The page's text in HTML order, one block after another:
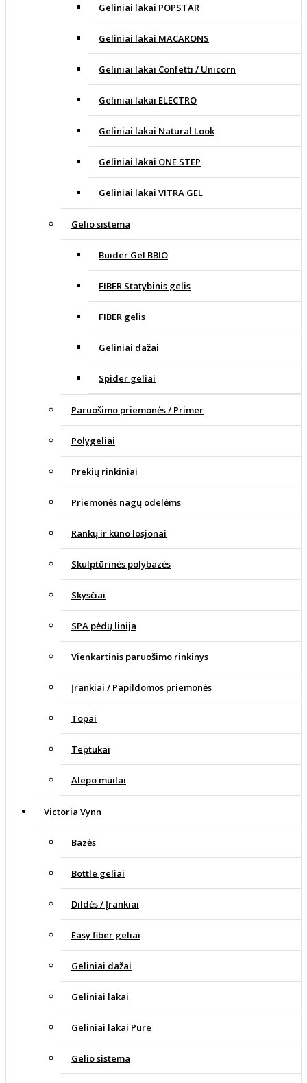
Geliniai lakai POPSTAR
Geliniai lakai MACARONS
Geliniai lakai Confetti / Unicorn
Geliniai lakai ELECTRO
Geliniai lakai Natural Look
Geliniai lakai ONE STEP
Geliniai lakai VITRA GEL
Gelio sistema
Buider Gel BBIO
FIBER Statybinis gelis
FIBER gelis
Geliniai dažai
Spider geliai
Paruošimo priemonės / Primer
Polygeliai
Prekių rinkiniai
Priemonės nagų odelėms
Rankų ir kūno losjonai
Skulptūrinės polybazės
Skysčiai
SPA pėdų linija
Vienkartinis paruošimo rinkinys
Įrankiai / Papildomos priemonės
Topai
Teptukai
Alepo muilai
Victoria Vynn
Bazės
Bottle geliai
Dildės / Įrankiai
Easy fiber geliai
Geliniai dažai
Geliniai lakai
Geliniai lakai Pure
Gelio sistema